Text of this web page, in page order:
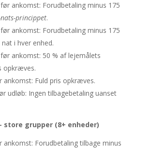
ankomst: Forudbetaling minus 175
princippet.
ankomst: Forudbetaling minus 175
i hver enhed.
ankomst: 50 % af lejemålets
opkræves.
ankomst: Fuld pris opkræves.
udløb: Ingen tilbagebetaling uanset
store grupper (8+ enheder)
ankomst: Forudbetaling tilbage minus